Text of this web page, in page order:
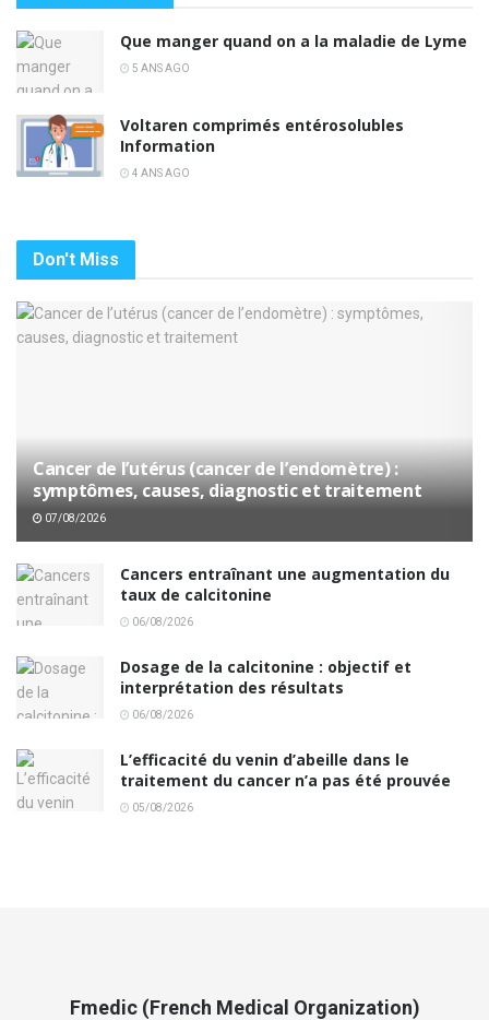
Que manger quand on a la maladie de Lyme
5 ANS AGO
Voltaren comprimés entérosolubles
Information
4 ANS AGO
Don't Miss
Cancer de l’utérus (cancer de l’endomètre) :
symptômes, causes, diagnostic et traitement
07/08/2026
Cancers entraînant une augmentation du
taux de calcitonine
06/08/2026
Dosage de la calcitonine : objectif et
interprétation des résultats
06/08/2026
L’efficacité du venin d’abeille dans le
traitement du cancer n’a pas été prouvée
05/08/2026
Fmedic (French Medical Organization)